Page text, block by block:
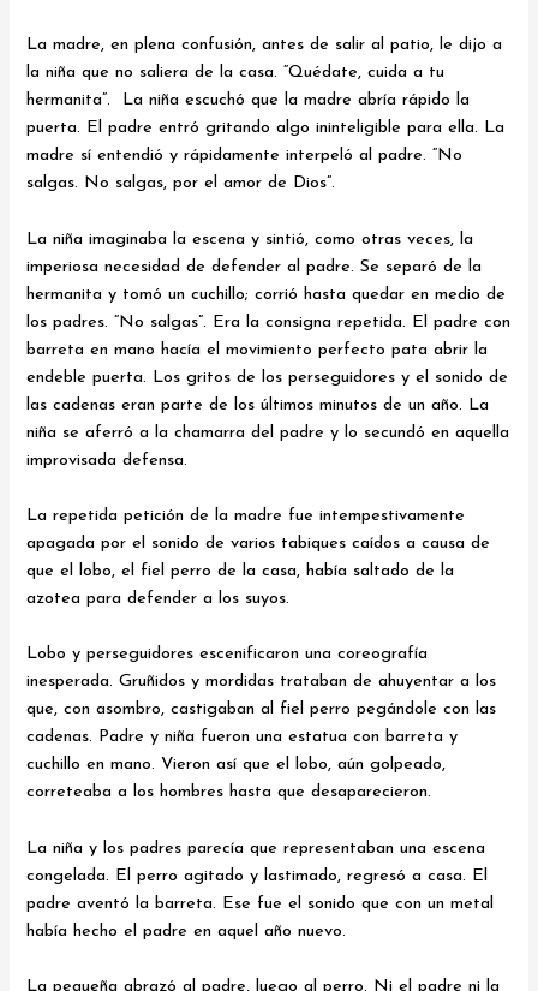
La madre, en plena confusión, antes de salir al patio, le dijo a
la niña que no saliera de la casa. “Quédate, cuida a tu
hermanita”. La niña escuchó que la madre abría rápido la
puerta. El padre entró gritando algo ininteligible para ella. La
madre sí entendió y rápidamente interpeló al padre. “No
salgas. No salgas, por el amor de Dios”.
La niña imaginaba la escena y sintió, como otras veces, la
imperiosa necesidad de defender al padre. Se separó de la
hermanita y tomó un cuchillo; corrió hasta quedar en medio de
los padres. “No salgas”. Era la consigna repetida. El padre con
barreta en mano hacía el movimiento perfecto pata abrir la
endeble puerta. Los gritos de los perseguidores y el sonido de
las cadenas eran parte de los últimos minutos de un año. La
niña se aferró a la chamarra del padre y lo secundó en aquella
improvisada defensa.
La repetida petición de la madre fue intempestivamente
apagada por el sonido de varios tabiques caídos a causa de
que el lobo, el fiel perro de la casa, había saltado de la
azotea para defender a los suyos.
Lobo y perseguidores escenificaron una coreografía
inesperada. Gruñidos y mordidas trataban de ahuyentar a los
que, con asombro, castigaban al fiel perro pegándole con las
cadenas. Padre y niña fueron una estatua con barreta y
cuchillo en mano. Vieron así que el lobo, aún golpeado,
correteaba a los hombres hasta que desaparecieron.
La niña y los padres parecía que representaban una escena
congelada. El perro agitado y lastimado, regresó a casa. El
padre aventó la barreta. Ese fue el sonido que con un metal
había hecho el padre en aquel año nuevo.
La pequeña abrazó al padre, luego al perro. Ni el padre ni la